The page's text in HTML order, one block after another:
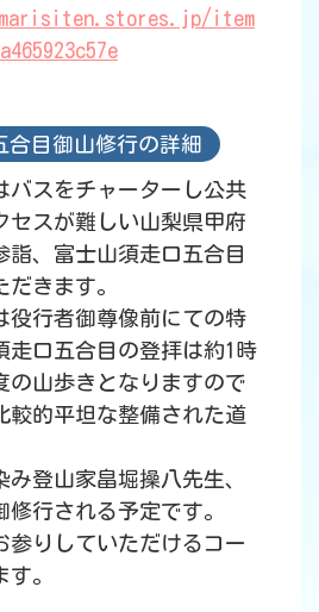
item
合目御山修行の詳細
バスをチャーターし公共
セスが難しい山梨県甲府
詣、富士山須走口五合目
きます。
役行者御尊像前にての特
走口五合目の登拝は約1時
の山歩きとなりますので
較的平坦な整備された道
登山家畠堀操八先生、
修行される予定です。
参りしていただけるコー
。